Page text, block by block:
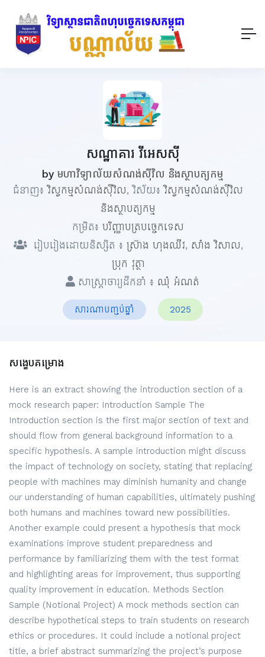
សណ្ឋាគារ វីអេសស៊ី
by មហាវិទ្យាល័យសំណង់ស៊ីវិល និងស្ថាបត្យកម្ម
ជំនាញ៖វិស្វកម្មសំណង់ស៊ីវិល, វិស័យ៖វិស្វកម្មសំណង់ស៊ីវិល
និងស្ថាបត្យកម្ម
កម្រិត៖ បរិញ្ញាបត្របច្ចេកទេស
រៀបរៀងដោយនិស្សិត ៖ ស្រ៊ាង ហុងឈីវ, សាំង វិសាល,
ប្រុក វុត្ថា
សាស្ត្រាចារ្យដឹកនាំ ៖ ឈុំ អំណត់
សារណាបញ្ចប់ឆ្នាំ 2025
សង្ខេបគម្រោង
Here is an extract showing the introduction section of a
mock research paper: Introduction Sample The
Introduction section is the first major section of text and
should flow from general background information to a
specific hypothesis. A sample introduction might discuss
the impact of technology on society, stating that replacing
people with machines may diminish humanity and change
our understanding of human capabilities, ultimately pushing
both humans and machines toward new possibilities.
Another example could present a hypothesis that mock
examinations improve student preparedness and
performance by familiarizing them with the test format
and highlighting areas for improvement, thus supporting
quality improvement in education. Methods Section
Sample (Notional Project) A mock methods section can
describe hypothetical steps to train students on research
ethics or procedures. It could include a notional project
title, a brief abstract summarizing the project’s purpose